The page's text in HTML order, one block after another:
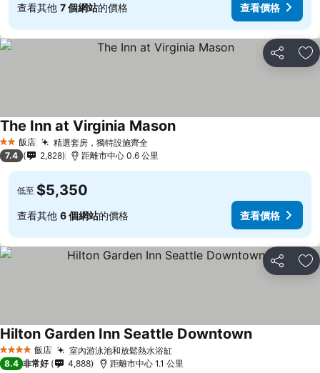
查看其他 7 個網站的價格 查看價格
分享 加
2 星級飯店 精選套房，獨特設施齊全
The Inn at Virginia Mason
7.4 2,828 距離市中心 0.6 公里
低至 $5,350
查看其他 6 個網站的價格 查看價格
分享 加
4 星級 飯店 室內游泳池和放鬆熱水浴缸
Hilton Garden Inn Seattle Downtown
8.4 非常好 4,888 距離市中心 1.1 公里